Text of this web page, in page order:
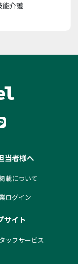
能介護
当者様へ
載について
ログイン
サイト
ッフサービス